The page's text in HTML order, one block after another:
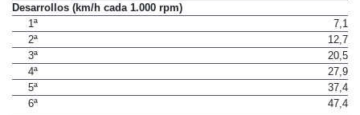
Desarrollos (km/h cada 1.000 rpm)
1ª
7,1
2ª
12,7
3ª
20,5
4ª
27,9
5ª
37,4
6ª
47,4